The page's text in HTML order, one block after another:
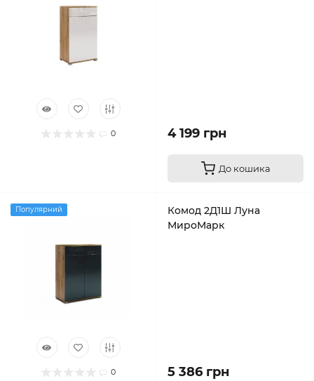
0 4 199 грн
До кошика
Популярний
0
Комод 2Д1Ш Луна
МироМарк
5 386 грн